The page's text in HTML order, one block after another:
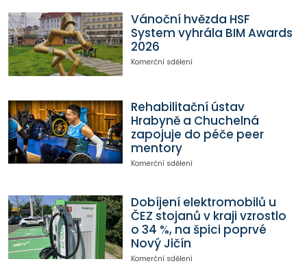
Vánoční hvězda HSF
System vyhrála BIM Awards
2026
Komerční sdělení
Rehabilitační ústav
Hrabyně a Chuchelná
zapojuje do péče peer
mentory
Komerční sdělení
Dobíjení elektromobilů u
ČEZ stojanů v kraji vzrostlo
o 34 %, na špici poprvé
Nový Jičín
Komerční sdělení